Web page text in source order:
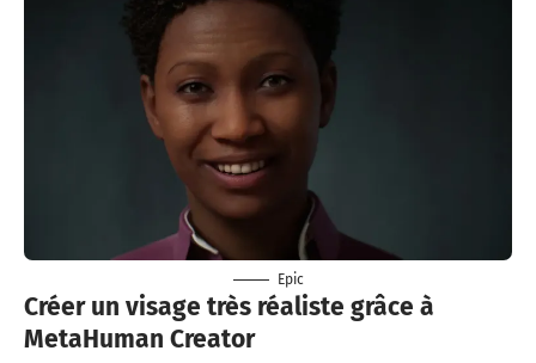
Epic
Créer un visage très réaliste grâce à
MetaHuman Creator